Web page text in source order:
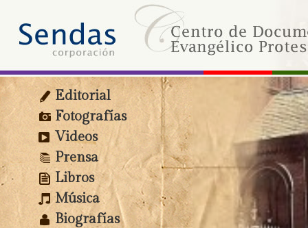
Editorial
Fotografías
Videos
Prensa
Libros
Música
Biografías